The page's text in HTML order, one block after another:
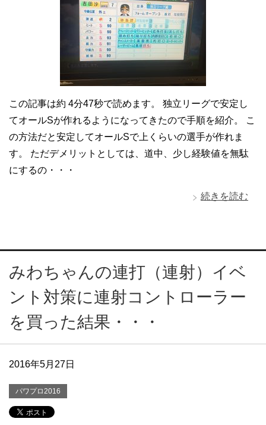
この記事は約 4分47秒で読めます。 独立リーグで安定し
てオールSが作れるようになってきたので手順を紹介。 こ
の方法だと安定してオールSで上くらいの選手が作れま
す。 ただデメリットとしては、道中、少し経験値を無駄
にするの・・・
続きを読む
みわちゃんの連打（連射）イベ
ント対策に連射コントローラー
を買った結果・・・
2016年5月27日
パワプロ2016